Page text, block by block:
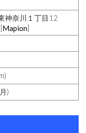
神奈川１丁目12
Mapion]
)